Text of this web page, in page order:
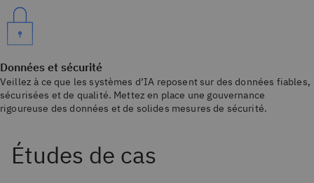
Données et sécurité
Veillez à ce que les systèmes d’IA reposent sur des données fiables,
sécurisées et de qualité. Mettez en place une gouvernance
rigoureuse des données et de solides mesures de sécurité.